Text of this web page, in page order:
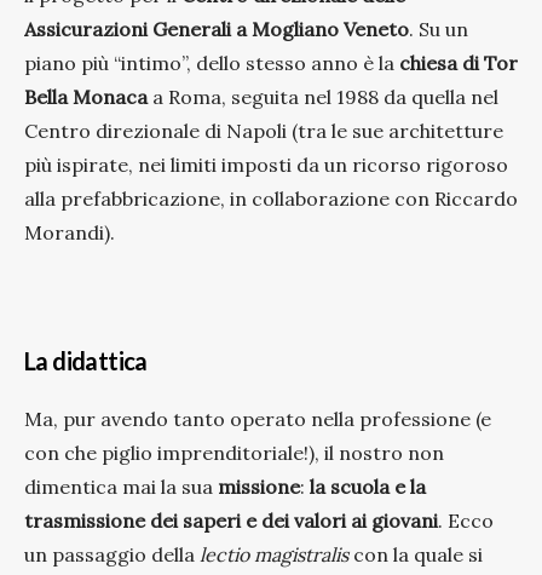
Assicurazioni Generali a Mogliano Veneto. Su un
piano più “intimo”, dello stesso anno è la chiesa di Tor
Bella Monaca a Roma, seguita nel 1988 da quella nel
Centro direzionale di Napoli (tra le sue architetture
più ispirate, nei limiti imposti da un ricorso rigoroso
alla prefabbricazione, in collaborazione con Riccardo
Morandi).
La didattica
Ma, pur avendo tanto operato nella professione (e
con che piglio imprenditoriale!), il nostro non
dimentica mai la sua missione: la scuola e la
trasmissione dei saperi e dei valori ai giovani. Ecco
un passaggio della lectio magistraliscon la quale si